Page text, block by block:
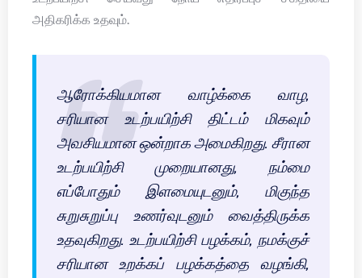
அதிகரிக்க உதவும்.
ஆரோக்கியமான வாழ்க்கை வாழ,
சரியான உடற்பயிற்சி திட்டம் மிகவும்
அவசியமான ஒன்றாக அமைகிறது. சீரான
உடற்பயிற்சி முறையானது, நம்மை
எப்போதும் இளமையுடனும், மிகுந்த
சுறுசுறுப்பு உணர்வுடனும் வைத்திருக்க
உதவுகிறது. உடற்பயிற்சி பழக்கம், நமக்குச்
சரியான உறக்கப் பழக்கத்தை வழங்கி,